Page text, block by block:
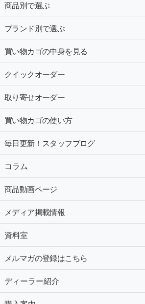
商品別で選ぶ
ブランド別で選ぶ
買い物カゴの中身を見る
クイックオーダー
取り寄せオーダー
買い物カゴの使い方
毎日更新！スタッフブログ
コラム
商品動画ページ
メディア掲載情報
資料室
メルマガの登録はこちら
ディーラー紹介